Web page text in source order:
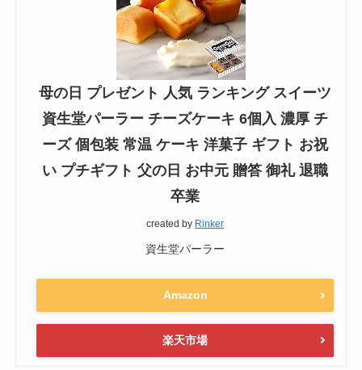
母の日 プレゼント 人気 ランキング スイーツ
資生堂パーラー チーズケーキ 6個入 濃厚 チ
ーズ 個包装 常温 ケーキ 洋菓子 ギフト お祝
い プチギフト 父の日 お中元 贈答 御礼 退職
卒業
created by Rinker
資生堂パーラー
Amazon
楽天市場